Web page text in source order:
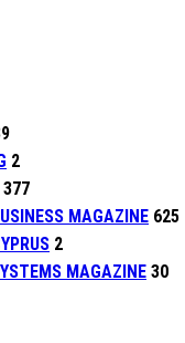
2
377
MAGAZINE 625
2
MAGAZINE 30